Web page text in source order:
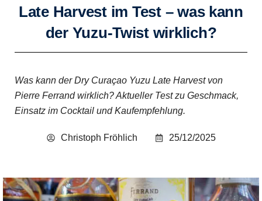
Late Harvest im Test – was kann
der Yuzu-Twist wirklich?
Was kann der Dry Curaçao Yuzu Late Harvest von
Pierre Ferrand wirklich? Aktueller Test zu Geschmack,
Einsatz im Cocktail und Kaufempfehlung.
Christoph Fröhlich 25/12/2025